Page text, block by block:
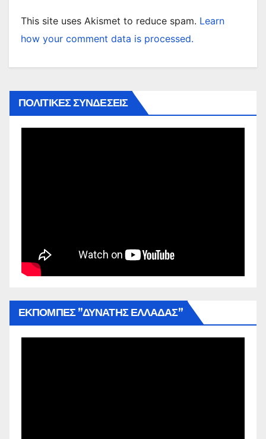
This site uses Akismet to reduce spam. Learn
how your comment data is processed.
ΠΟΛΙΤΙΚΕΣ ΣΥΝΔΕΣΕΙΣ
ΕΚΠΟΜΠΕΣ ”ΔΥΝΑΤΗΣ ΕΛΛΑΔΑΣ”